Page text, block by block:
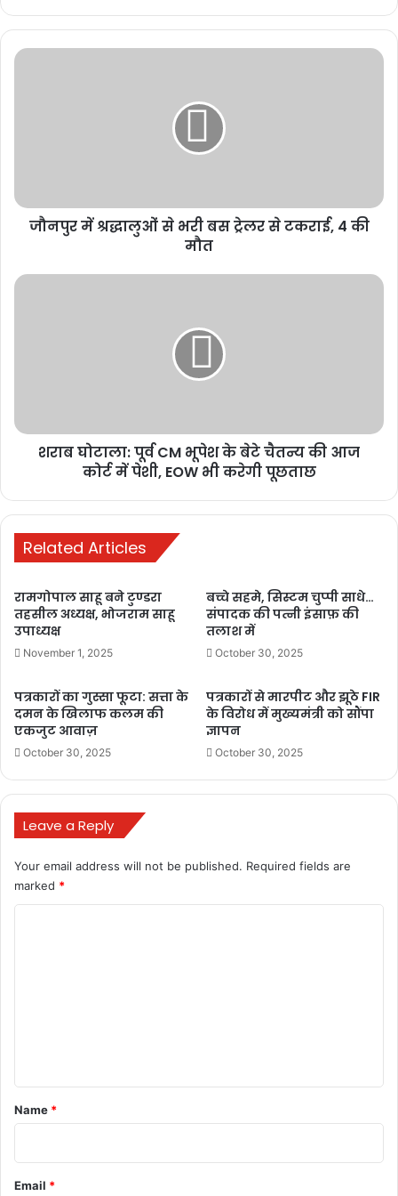
छत्तीसगढ़ में टेक्सटाइल और गारमेंट पार्क में
निवेश की इच्छा व्यक्त
कांग्रेस अध्यक्ष ने कहा कि भाजपा सरकार छत्तीसगढ़ को
बढ़ाने के पक्ष में है।
उन्होंने आरोप लगाया कि प्रदेश में बिना होलोग्राम की अवैध शराब धड़ल्ले से बिक
रही है और बाहर से भी बड़ी मात्रा में शराब सरकार के संरक्षण में आ रही है।
कानून व्यवस्था पर भी सवाल उठाए
बच्चियां भी सुरक्षित नहीं हैं। हाल ही में डोंगरगढ़ में 4 साल की बच्ची से दुष्कर्म का
मामला सामने आया, लेकिन पुलिस ने पहले एफआईआर तक दर्ज नहीं की। परिजनों
Buland Hindustan
Chhattisgarh Congress
child safety issues Deepak Baij
Dongargarh rape case illegal liquor trade
law and order Chhattisgarh
liquor policy Chhattisgarh
nude party poster controversy
जौनपुर में श्रद्धालुओं से भरी बस ट्रेलर से टकराई, 4 की
मौत
शराब घोटाला: पूर्व CM भूपेश के बेटे चैतन्य की आज
कोर्ट में पेशी, EOW भी करेगी पूछताछ
Related Articles
रामगोपाल साहू बने टुण्डरा
तहसील अध्यक्ष, भोजराम साहू
उपाध्यक्ष
November 1, 2025
बच्चे सहमे, सिस्टम चुप्पी साधे…
संपादक की पत्नी इंसाफ़ की
तलाश में
October 30, 2025
पत्रकारों का गुस्सा फूटा: सत्ता के
दमन के खिलाफ कलम की
एकजुट आवाज़
October 30, 2025
पत्रकारों से मारपीट और झूठे FIR
के विरोध में मुख्यमंत्री को सौंपा
ज्ञापन
October 30, 2025
Leave a Reply
Your email address will not be published. Required fields are
marked *
*
Name *
Email *